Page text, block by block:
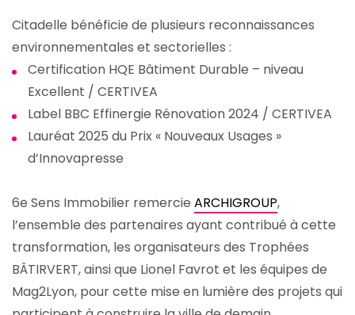
Citadelle bénéficie de plusieurs reconnaissances
environnementales et sectorielles :
Certification HQE Bâtiment Durable – niveau
Excellent / CERTIVEA
Label BBC Effinergie Rénovation 2024 / CERTIVEA
Lauréat 2025 du Prix « Nouveaux Usages »
d’Innovapresse
6e Sens Immobilier remercie ARCHIGROUP,
l’ensemble des partenaires ayant contribué à cette
transformation, les organisateurs des Trophées
BÂTIRVERT, ainsi que Lionel Favrot et les équipes de
Mag2Lyon, pour cette mise en lumière des projets qui